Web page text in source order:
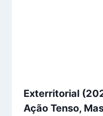
Exterritorial
Ação Tenso,